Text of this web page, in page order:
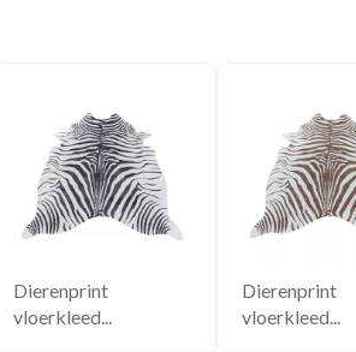
Dierenprint
vloerkleed...
Dierenprint
vloerkleed...